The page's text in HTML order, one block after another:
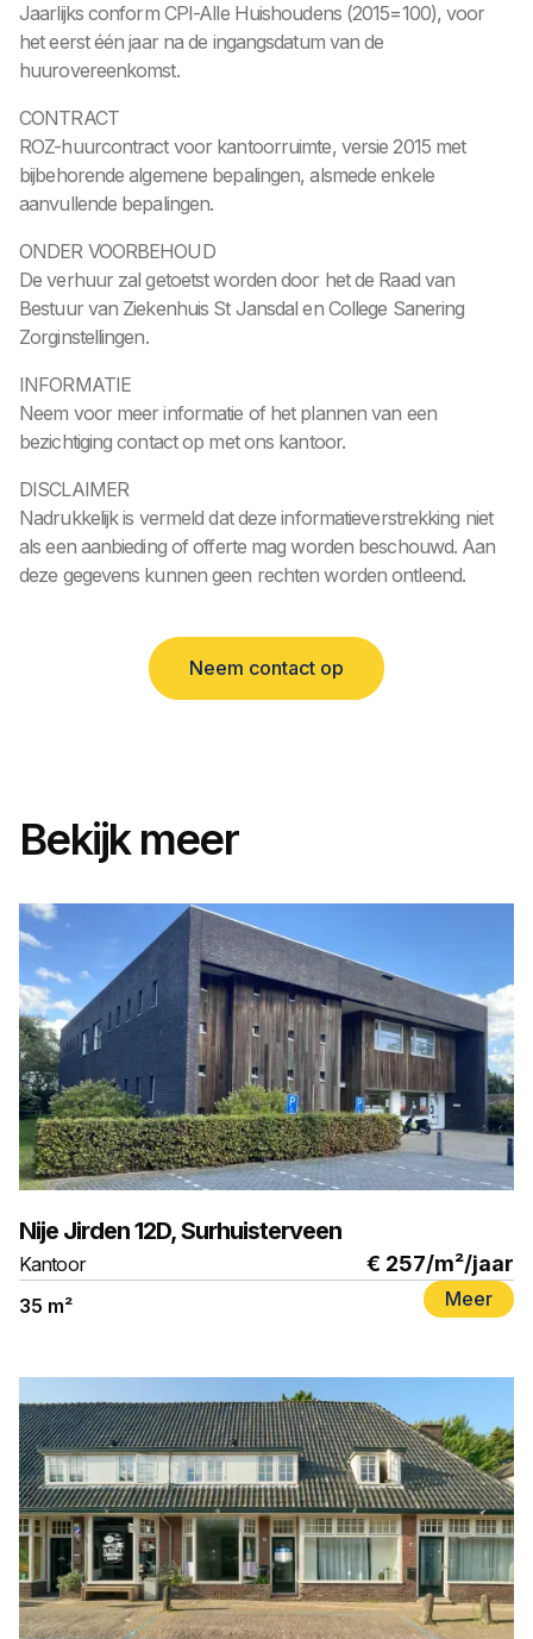
Jaarlijks conform CPI-Alle Huishoudens (2015=100), voor
het eerst één jaar na de ingangsdatum van de
huurovereenkomst.
CONTRACT
ROZ-huurcontract voor kantoorruimte, versie 2015 met
bijbehorende algemene bepalingen, alsmede enkele
aanvullende bepalingen.
ONDER VOORBEHOUD
De verhuur zal getoetst worden door het de Raad van
Bestuur van Ziekenhuis St Jansdal en College Sanering
Zorginstellingen.
INFORMATIE
Neem voor meer informatie of het plannen van een
bezichtiging contact op met ons kantoor.
DISCLAIMER
Nadrukkelijk is vermeld dat deze informatieverstrekking niet
als een aanbieding of offerte mag worden beschouwd. Aan
deze gegevens kunnen geen rechten worden ontleend.
Neem contact op
Bekijk meer
Nije Jirden 12D, Surhuisterveen
Kantoor € 257/m²/jaar
35 m² Meer